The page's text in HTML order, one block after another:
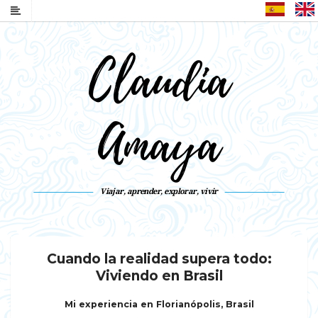
Español
Claudia
Amaya
Viajar, aprender, explorar, vivir
Cuando la realidad supera todo:
Viviendo en Brasil
Mi experiencia en Florianópolis, Brasil